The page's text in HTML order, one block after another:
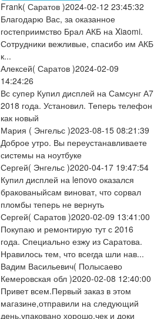
Frank( Саратов )2024-02-12 23:45:32
Благодарю Вас, за оказанное
гостеприимство Брал АКБ на Xiaomi.
Сотрудники вежливые, спасибо им АКБ
к...
Алексей( Саратов )2024-02-09
14:24:26
Вс супер Купил дисплей на Самсунг А7
2018 года. Установил. Теперь телефон
как новый
Мария ( Энгельс )2023-08-15 08:21:39
Доброе утро. Вы переустанавливаете
системы на ноутбуке
Сергей( Энгельс )2020-04-17 19:47:54
Купил дисплей на lenovo оказался
бракованыйсам виноват, что сорвал
пломбы теперь не вернуть
Сергей( Саратов )2020-02-09 13:41:00
Покупаю и ремонтирую тут с 2016
года. Специально езжу из Саратова.
Нравилось тем, что всегда шли нав...
Вадим Васильевич( Полысаево
Кемеровская обл )2020-02-08 12:40:00
Привет всем.Первый заказ в этом
магазине,отправили на следующий
день,упаковано хорошо,чек и доки